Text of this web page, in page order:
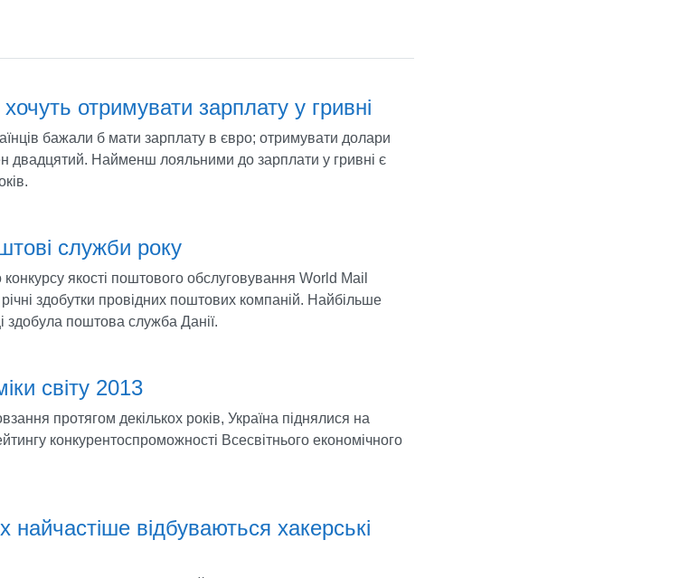
хочуть отримувати зарплату у гривні
бажали б мати зарплату в євро; отримувати долари
двадцятий. Найменш лояльними до зарплати у гривні є
служби року
якості поштового обслуговування World Mail
здобутки провідних поштових компаній. Найбільше
здобула поштова служба Данії.
світу 2013
протягом декількох років, Україна піднялися на
конкурентоспроможності Всесвітнього економічного
найчастіше відбуваються хакерські